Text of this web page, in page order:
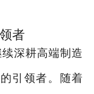
者
深耕高端制造
引领者。随着